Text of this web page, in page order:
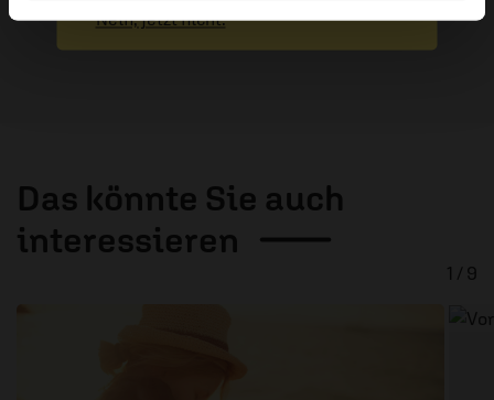
Das könnte Sie auch
interessieren
1 / 9
Nein, jetzt nicht.